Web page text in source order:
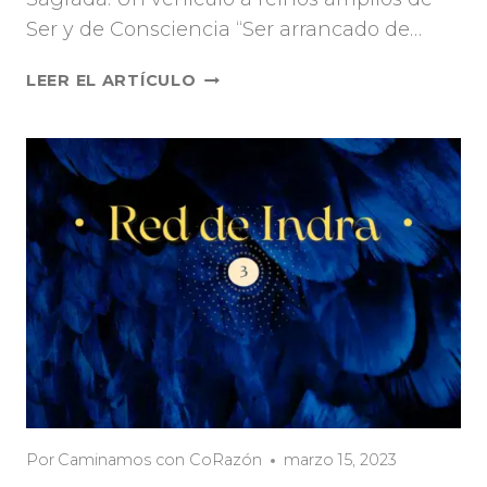
Ser y de Consciencia “Ser arrancado de…
LEER EL ARTÍCULO
Por Caminamos con CoRazón marzo 15, 2023